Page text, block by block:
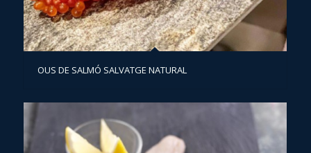
OUS DE SALMÓ SALVATGE NATURAL